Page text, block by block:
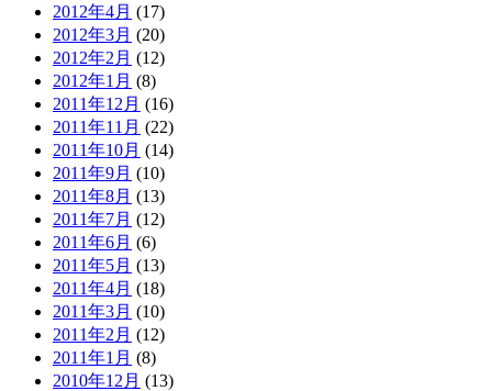
2012年4月 (17)
2012年3月 (20)
2012年2月 (12)
2012年1月 (8)
2011年12月 (16)
2011年11月 (22)
2011年10月 (14)
2011年9月 (10)
2011年8月 (13)
2011年7月 (12)
2011年6月 (6)
2011年5月 (13)
2011年4月 (18)
2011年3月 (10)
2011年2月 (12)
2011年1月 (8)
2010年12月 (13)